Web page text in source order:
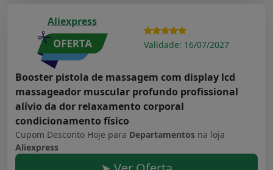
Aliexpress
Validade: 16/07/2027
Booster pistola de massagem com display lcd
massageador muscular profundo profissional
alívio da dor relaxamento corporal
condicionamento físico
Cupom Desconto Hoje para Departamentos na loja
Aliexpress